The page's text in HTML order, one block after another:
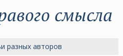
смысла
разных авторов